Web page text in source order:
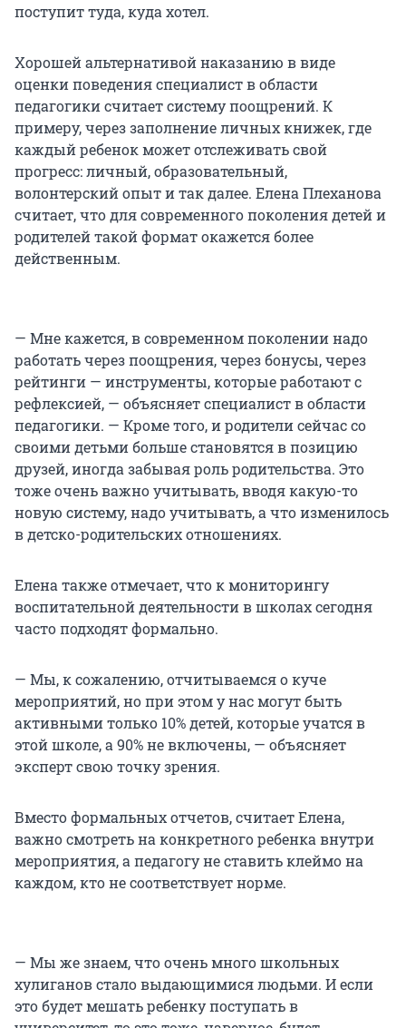
поступит туда, куда хотел.
Хорошей альтернативой наказанию в виде
оценки поведения специалист в области
педагогики считает систему поощрений. К
примеру, через заполнение личных книжек, где
каждый ребенок может отслеживать свой
прогресс: личный, образовательный,
волонтерский опыт и так далее. Елена Плеханова
считает, что для современного поколения детей и
родителей такой формат окажется более
действенным.
— Мне кажется, в современном поколении надо
работать через поощрения, через бонусы, через
рейтинги — инструменты, которые работают с
рефлексией, — объясняет специалист в области
педагогики. — Кроме того, и родители сейчас со
своими детьми больше становятся в позицию
друзей, иногда забывая роль родительства. Это
тоже очень важно учитывать, вводя какую-то
новую систему, надо учитывать, а что изменилось
в детско-родительских отношениях.
Елена также отмечает, что к мониторингу
воспитательной деятельности в школах сегодня
часто подходят формально.
— Мы, к сожалению, отчитываемся о куче
мероприятий, но при этом у нас могут быть
активными только 10% детей, которые учатся в
этой школе, а 90% не включены, — объясняет
эксперт свою точку зрения.
Вместо формальных отчетов, считает Елена,
важно смотреть на конкретного ребенка внутри
мероприятия, а педагогу не ставить клеймо на
каждом, кто не соответствует норме.
— Мы же знаем, что очень много школьных
хулиганов стало выдающимися людьми. И если
это будет мешать ребенку поступать в